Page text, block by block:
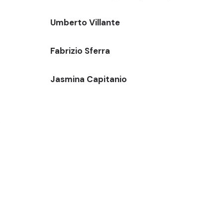
Umberto Villante
Fabrizio Sferra
Jasmina Capitanio